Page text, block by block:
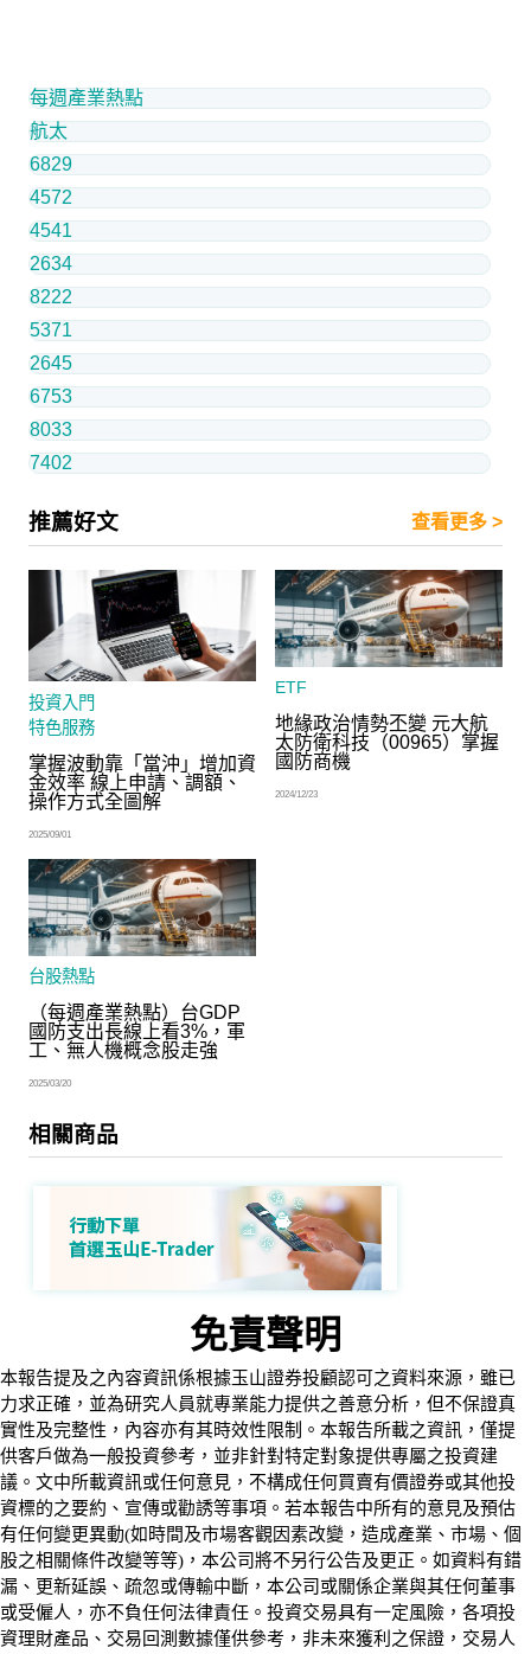
每週產業熱點
航太
6829
4572
4541
2634
8222
5371
2645
6753
8033
7402
推薦好文 查看更多 >
投資入門
特色服務
掌握波動靠「當沖」增加資
金效率 線上申請、調額、
操作方式全圖解
2025/09/01
ETF
地緣政治情勢丕變 元大航
太防衛科技（00965）掌握
國防商機
2024/12/23
台股熱點
（每週產業熱點）台GDP
國防支出長線上看3%，軍
工、無人機概念股走強
2025/03/20
相關商品
免責聲明
本報告提及之內容資訊係根據玉山證券投顧認可之資料來源，雖已
力求正確，並為研究人員就專業能力提供之善意分析，但不保證真
實性及完整性，內容亦有其時效性限制。本報告所載之資訊，僅提
供客戶做為一般投資參考，並非針對特定對象提供專屬之投資建
議。文中所載資訊或任何意見，不構成任何買賣有價證券或其他投
資標的之要約、宣傳或勸誘等事項。若本報告中所有的意見及預估
有任何變更異動(如時間及市場客觀因素改變，造成產業、市場、個
股之相關條件改變等等)，本公司將不另行公告及更正。如資料有錯
漏、更新延誤、疏忽或傳輸中斷，本公司或關係企業與其任何董事
或受僱人，亦不負任何法律責任。投資交易具有一定風險，各項投
資理財產品、交易回測數據僅供參考，非未來獲利之保證，交易人